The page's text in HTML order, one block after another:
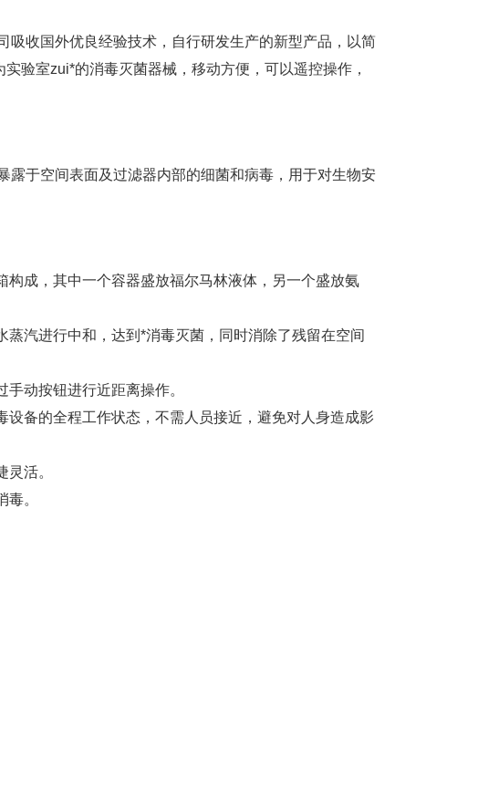
收国外优良经验技术，自行研发生产的新型产品，以简
验室zui*的消毒灭菌器械，移动方便，可以遥控操作，
于空间表面及过滤器内部的细菌和病毒，用于对生物安
成，其中一个容器盛放福尔马林液体，另一个盛放氨
汽进行中和，达到*消毒灭菌，同时消除了残留在空间
动按钮进行近距离操作。
备的全程工作状态，不需人员接近，避免对人身造成影
活。
。